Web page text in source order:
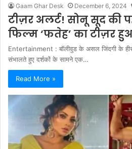
Gaam Ghar Desk December 6, 2024
टीज़र अलर्ट! सोनू सूद की
फिल्म ‘फतेह’ का टीज़र
Entertainment : बॉलीवुड के असल जिंदगी के
संभालते हुए दर्शकों के सामने एक…
Read More »